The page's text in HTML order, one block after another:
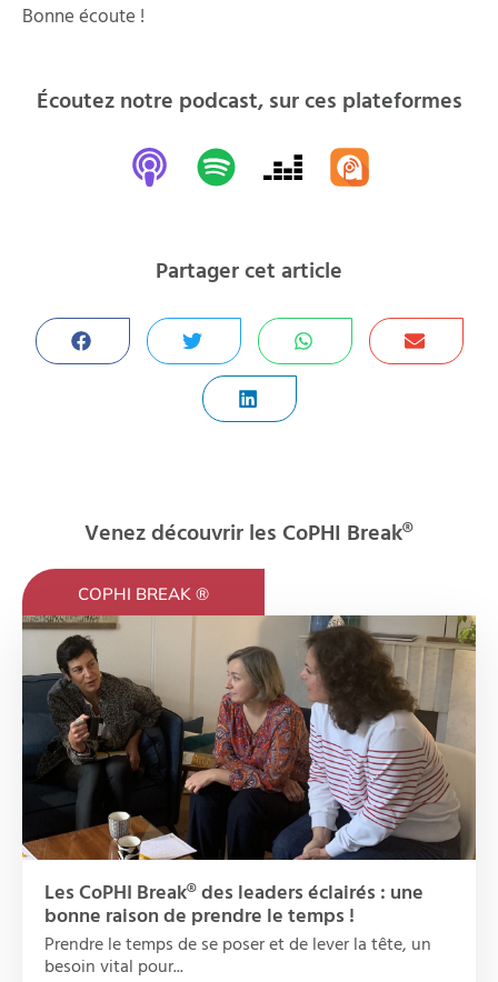
Bonne écoute !
Écoutez notre podcast, sur ces plateformes
Partager cet article
Venez découvrir les CoPHI Break®
COPHI BREAK ®
Les CoPHI Break® des leaders éclairés : une
bonne raison de prendre le temps !
Prendre le temps de se poser et de lever la tête, un
besoin vital pour...